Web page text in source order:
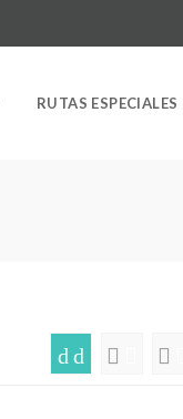
RUTAS ESPECIALES